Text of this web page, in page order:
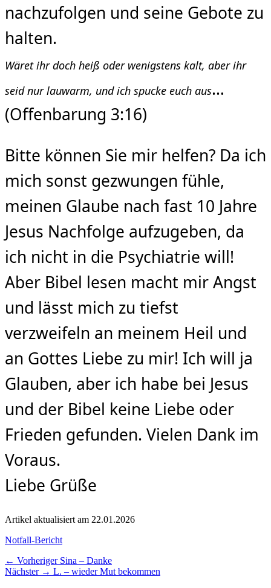
nachzufolgen und seine Gebote zu
halten.
Wäret ihr doch heiß oder wenigstens kalt, aber ihr
seid nur lauwarm, und ich spucke euch aus…
(Offenbarung 3:16)
Bitte können Sie mir helfen? Da ich
mich sonst gezwungen fühle,
meinen Glaube nach fast 10 Jahre
Jesus Nachfolge aufzugeben, da
ich nicht in die Psychiatrie will!
Aber Bibel lesen macht mir Angst
und lässt mich zu tiefst
verzweifeln an meinem Heil und
an Gottes Liebe zu mir! Ich will ja
Glauben, aber ich habe bei Jesus
und der Bibel keine Liebe oder
Frieden gefunden. Vielen Dank im
Voraus.
Liebe Grüße
Artikel aktualisiert am 22.01.2026
Kategorien
Notfall-Bericht
Beitragsnavigation
← Vorheriger Vorheriger
Beitrag:
Sina – Danke
Nächster → Nächster
L. – wieder Mut bekommen